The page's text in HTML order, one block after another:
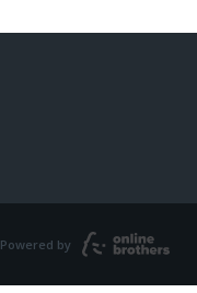
Powered by